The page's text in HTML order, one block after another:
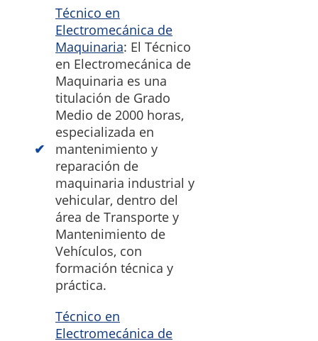
Técnico en
Electromecánica de
Maquinaria: El Técnico
en Electromecánica de
Maquinaria es una
titulación de Grado
Medio de 2000 horas,
especializada en
mantenimiento y
reparación de
maquinaria industrial y
vehicular, dentro del
área de Transporte y
Mantenimiento de
Vehículos, con
formación técnica y
práctica.
Técnico en
Electromecánica de